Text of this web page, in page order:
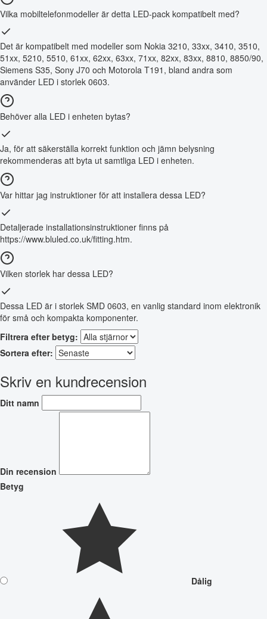
Vilka mobiltelefonmodeller är detta LED-pack kompatibelt med?
Det är kompatibelt med modeller som Nokia 3210, 33xx, 3410, 3510,
51xx, 5210, 5510, 61xx, 62xx, 63xx, 71xx, 82xx, 83xx, 8810, 8850/90,
Siemens S35, Sony J70 och Motorola T191, bland andra som
använder LED i storlek 0603.
Behöver alla LED i enheten bytas?
Ja, för att säkerställa korrekt funktion och jämn belysning
rekommenderas att byta ut samtliga LED i enheten.
Var hittar jag instruktioner för att installera dessa LED?
Detaljerade installationsinstruktioner finns på
https://www.bluled.co.uk/fitting.htm.
Vilken storlek har dessa LED?
Dessa LED är i storlek SMD 0603, en vanlig standard inom elektronik
för små och kompakta komponenter.
Filtrera efter betyg:
Sortera efter:
Skriv en kundrecension
Ditt namn
Din recension
Betyg
Dålig